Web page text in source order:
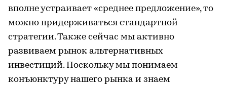
вполне устраивает «среднее предложение», то
можно придерживаться стандартной
стратегии. Также сейчас мы активно
развиваем рынок альтернативных
инвестиций. Поскольку мы понимаем
конъюнктуру нашего рынка и знаем